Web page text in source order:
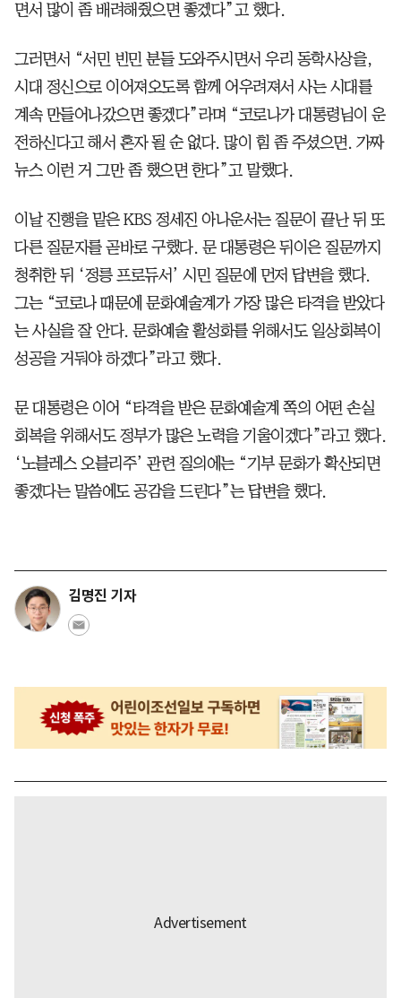
면서 많이 좀 배려해줬으면 좋겠다”고 했다.
그러면서 “서민 빈민 분들 도와주시면서 우리 동학사상을,
시대 정신으로 이어져오도록 함께 어우려져서 사는 시대를
계속 만들어나갔으면 좋겠다”라며 “코로나가 대통령님이 운
전하신다고 해서 혼자 될 순 없다. 많이 힘 좀 주셨으면. 가짜
뉴스 이런 거 그만 좀 했으면 한다”고 말했다.
이날 진행을 맡은 KBS 정세진 아나운서는 질문이 끝난 뒤 또
다른 질문자를 곧바로 구했다. 문 대통령은 뒤이은 질문까지
청취한 뒤 ‘정릉 프로듀서’ 시민 질문에 먼저 답변을 했다.
그는 “코로나 때문에 문화예술계가 가장 많은 타격을 받았다
는 사실을 잘 안다. 문화예술 활성화를 위해서도 일상회복이
성공을 거둬야 하겠다”라고 했다.
문 대통령은 이어 “타격을 받은 문화예술계 쪽의 어떤 손실
회복을 위해서도 정부가 많은 노력을 기울이겠다”라고 했다.
‘노블레스 오블리주’ 관련 질의에는 “기부 문화가 확산되면
좋겠다는 말씀에도 공감을 드린다”는 답변을 했다.
김명진 기자